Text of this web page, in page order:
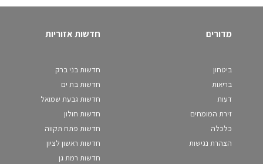
מדורים
ביטחון
בריאות
דעות
זירת המומחים
כלכלה
הצהרת נגישות
חדשות אזוריות
חדשות בני ברק
חדשות בת ים
חדשות גבעת שמואל
חדשות חולון
חדשות פתח תקווה
חדשות ראשון לציון
חדשות רמת גן